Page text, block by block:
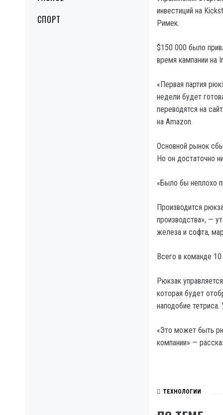
СПОРТ
инвестиций на
Римек.
$150 000 было
время кампании на
«Первая партия
недели будет
переводятся на
на Amazon.
Основной рынок
Но он достаточно
«Было бы неплохо
Производится
производства», —
железа и софта,
Всего в команде 10
Рюкзак
которая будет
наподобие
«Это может быть
компании» —
ТЕХНОЛОГИИ